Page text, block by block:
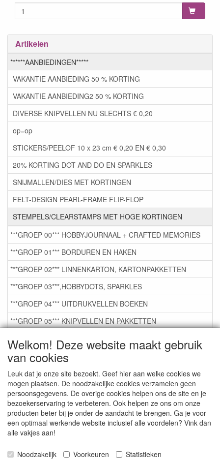
Welkom! Deze website maakt gebruik
van cookies
Leuk dat je onze site bezoekt. Geef hier aan welke cookies we
mogen plaatsen. De noodzakelijke cookies verzamelen geen
persoonsgegevens. De overige cookies helpen ons de site en je
bezoekerservaring te verbeteren. Ook helpen ze ons om onze
producten beter bij je onder de aandacht te brengen. Ga je voor
een optimaal werkende website inclusief alle voordelen? Vink dan
alle vakjes aan!
Noodzakelijk Voorkeuren Statistieken
Artikelen
******AANBIEDINGEN*****
VAKANTIE AANBIEDING 50 % KORTING
VAKANTIE AANBIEDING2 50 % KORTING
DIVERSE KNIPVELLEN NU SLECHTS € 0,20
op=op
STICKERS/PEELOF 10 x 23 cm € 0,20 EN € 0,30
20% KORTING DOT AND DO EN SPARKLES
SNIJMALLEN/DIES MET KORTINGEN
FELT-DESIGN PEARL-FRAME FLIP-FLOP
STEMPELS/CLEARSTAMPS MET HOGE KORTINGEN
***GROEP 00*** HOBBYJOURNAAL + CRAFTED MEMORIES
***GROEP 01*** BORDUREN EN HAKEN
***GROEP 02*** LINNENKARTON, KARTONPAKKETTEN
***GROEP 03***,HOBBYDOTS, SPARKLES
***GROEP 04*** UITDRUKVELLEN BOEKEN
***GROEP 05*** KNIPVELLEN EN PAKKETTEN
***GROEP 06*** TAPE/LIJM SNIJMALLEN STEMPELS
***GROEP 07*** KAARTEN +SCRAP TOEBEHOREN
***GROEP 08*** TEKENEN EN KLEUREN, GELPEN,MARKER
***GROEP 09*** KRALEN EN TOEBEHOREN
***GROEP 10*** WENSKAARTEN MET ENV. €0,75
Service
Artikelgroepen